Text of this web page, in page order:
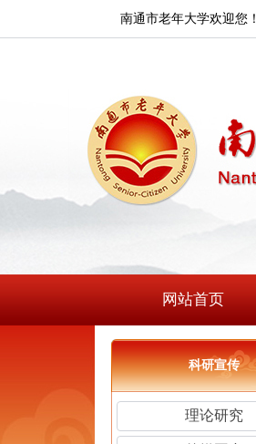
南通市老年大学欢迎您！
网站首页
科研宣传
理论研究